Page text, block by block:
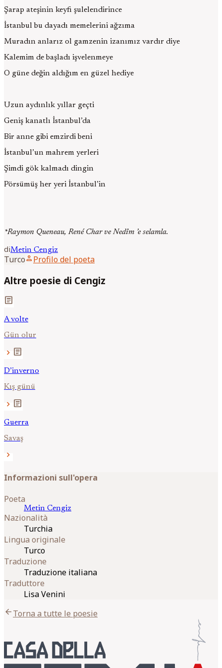
Şarap ateşinin keyfi şulelendirince
İstanbul bu dayadı memelerini ağzıma
Muradın anlarız ol gamzenin izanımız vardır diye
Kalemim de başladı işvelenmeye
O güne değin aldığım en güzel hediye
Uzun aydınlık yıllar geçti
Geniş kanatlı İstanbul’da
Bir anne gibi emzirdi beni
İstanbul’un mahrem yerleri
Şimdi gök kalmadı dingin
Pörsümüş her yeri İstanbul’in
*Raymon Queneau, René Char ve Nedîm ’e selamla.
diMetin Cengiz
Turcoperson Profilo del poeta
Altre poesie di Cengiz
article
A volte
Gün olur
chevron_right article
D’inverno
Kış günü
chevron_right article
Guerra
Savaş
chevron_right
Informazioni sull'opera
Poeta
Metin Cengiz
Nazionalità
Turchia
Lingua originale
Turco
Traduzione
Traduzione italiana
Traduttore
Lisa Venini
arrow_backTorna a tutte le poesie